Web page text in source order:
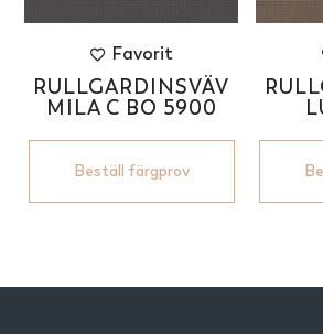
Favorit
RULLGARDINSVÄV
MILA C BO 5900
Beställ färgprov